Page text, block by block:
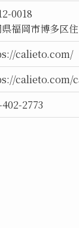
0018
福岡市博多区
calieto.com/
calieto.com/
2773